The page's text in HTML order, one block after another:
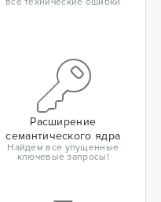
Расширение
семантического ядра
Найдем все упущенные
ключевые запросы!